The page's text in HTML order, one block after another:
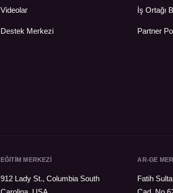
Videolar
Destek Merkezi
İş Ortağı
Partner
EĞİTİM MERKEZİ
912 Lady St., Columbia South
AR-GE
Fatih